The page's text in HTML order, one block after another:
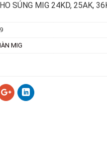
SÚNG MIG 24KD, 25AK,
MIG